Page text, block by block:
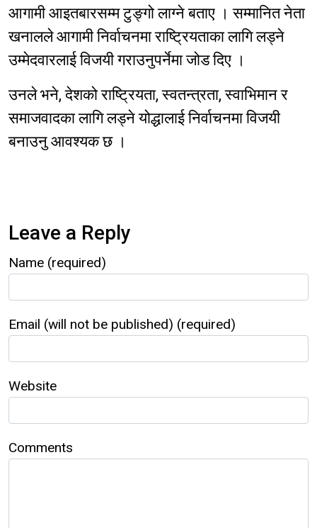
आगामी आइतबारसम्म टुङ्गो लाग्ने बताए । सम्मानित नेता
खनालले आगामी निर्वाचनमा राष्ट्रियताका लागि लड्ने
उम्मेदवारलाई विजयी गराउनुपर्नेमा जोड दिए ।
उनले भने, देशको राष्ट्रियता, स्वतन्त्रता, स्वाभिमान र
समाजवादका लागि लड्ने योद्धालाई निर्वाचनमा विजयी
बनाउनु आवश्यक छ ।
Leave a Reply
Name (required)
Email (will not be published) (required)
Website
Comments